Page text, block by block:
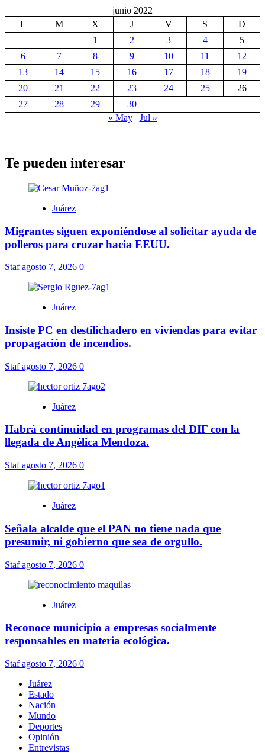
junio 2022
L
M X J V S
D
1
2 3 4
5
6
7 8 9 10 11
12
13
14 15 16 17 18
19
20
21 22 23 24 25
26
27
28 29
30
« May
Jul »
Te pueden interesar
Juárez
Migrantes siguen exponiéndose al solicitar ayuda de
polleros para cruzar hacia EEUU.
Stafagosto 7, 2026 0
Juárez
Insiste PC en destilichadero en viviendas para evitar
propagación de incendios.
Stafagosto 7, 2026 0
Juárez
Habrá continuidad en programas del DIF con la
llegada de Angélica Mendoza.
Stafagosto 7, 2026 0
Juárez
Señala alcalde que el PAN no tiene nada que
presumir, ni gobierno que sea de orgullo.
Stafagosto 7, 2026 0
Juárez
Reconoce municipio a empresas socialmente
responsables en materia ecológica.
Stafagosto 7, 2026 0
Juárez
Estado
Nación
Mundo
Deportes
Opinión
Entrevistas